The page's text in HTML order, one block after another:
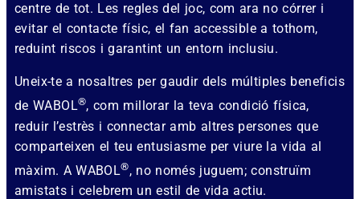
centre de tot. Les regles del joc, com ara no córrer i
evitar el contacte físic, el fan accessible a tothom,
reduint riscos i garantint un entorn inclusiu.
Uneix-te a nosaltres per gaudir dels múltiples beneficis
de WABOL®, com millorar la teva condició física,
reduir l’estrès i connectar amb altres persones que
comparteixen el teu entusiasme per viure la vida al
màxim. A WABOL®, no només juguem; construïm
amistats i celebrem un estil de vida actiu.